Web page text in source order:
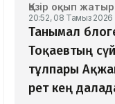
Қазір оқып жатыр
20:52, 08 Тамыз 2026
Танымал
Тоқаевтың
тұлпары
рет кең